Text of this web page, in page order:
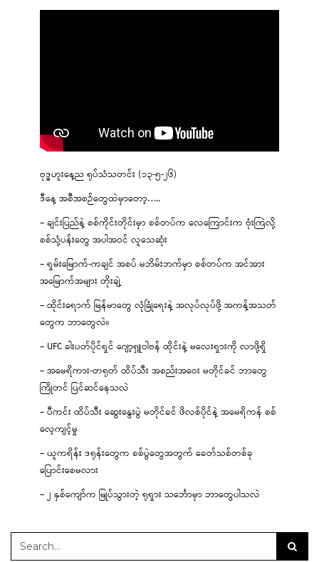
ဗုဒ္ဓဟူးနေ့ည ရုပ်သံသတင်း (၁၃-၅-၂၆)
ဒီနေ့ အစီအစဉ်တွေထဲမှာတော့…..
– ချင်းပြည်နဲ့ စစ်ကိုင်းတိုင်းမှာ စစ်တပ်က လေကြောင်းက ဗုံးကြဲလို့
စစ်သုံ့ပန်းတွေ အပါအဝင် လူသေဆုံး
– ရှမ်းမြောက်-ကချင် အစပ် မဘိမ်းဘက်မှာ စစ်တပ်က အင်အား
အမြောက်အများ တိုးချဲ့
– ထိုင်းရောက် မြန်မာတွေ လုံခြုံရေးနဲ့ အလုပ်လုပ်ဖို့ အကန့်အသတ်
တွေက ဘာတွေလဲ။
– UFC ခါးပတ်ပိုင်ရှင် ဂျော့ရှူဝါဗန် ထိုင်းနဲ့ မလေးရှားကို လာဖို့ရှိ
– အမေရိကား-တရုတ် ထိပ်သီး အစည်းအဝေး မတိုင်ခင် ဘာတွေ
ကြိုတင် ပြင်ဆင်နေသလဲ
– ပီကင်း ထိပ်သီး ဆွေးနွေးပွဲ မတိုင်ခင် ဖိလစ်ပိုင်နဲ့ အမေရိကန် စစ်
လေ့ကျင့်မှု
– ယူကရိန်း ဒရုန်းတွေက စစ်ပွဲတွေအတွက် ခေတ်သစ်တစ်ခု
ပြောင်းစေမလား
– ၂ နှစ်ကျော်က မြုပ်သွားတဲ့ ရုရှား သင်္ဘောမှာ ဘာတွေပါသလဲ